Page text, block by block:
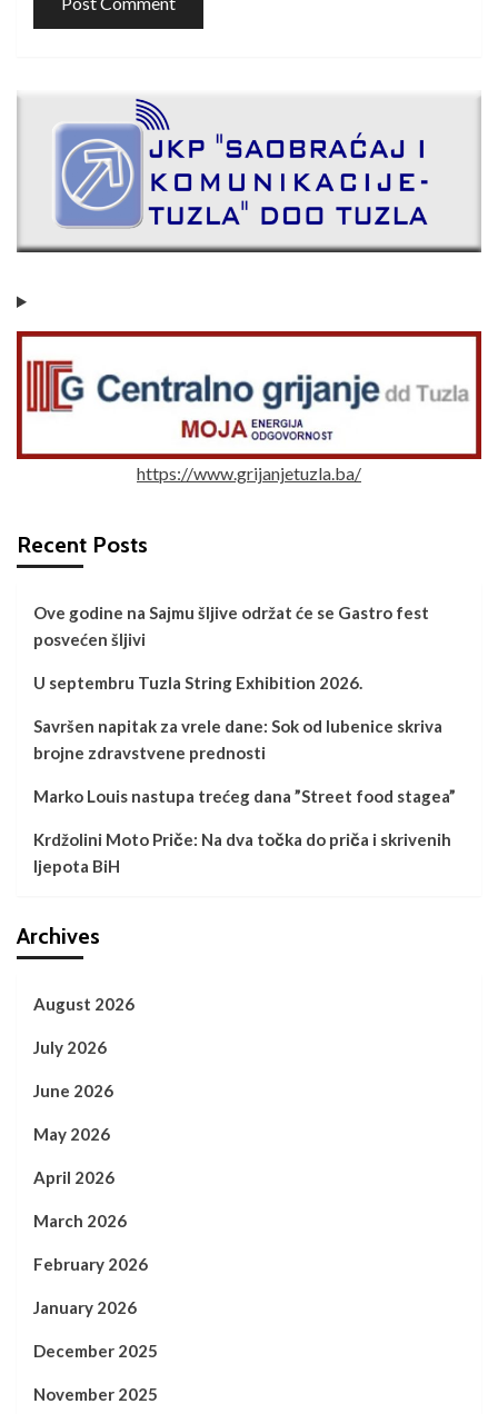
https://www.grijanjetuzla.ba/
Recent Posts
Ove godine na Sajmu šljive održat će se Gastro fest
posvećen šljivi
U septembru Tuzla String Exhibition 2026.
Savršen napitak za vrele dane: Sok od lubenice skriva
brojne zdravstvene prednosti
Marko Louis nastupa trećeg dana ”Street food stagea”
Krdžolini Moto Priče: Na dva točka do priča i skrivenih
ljepota BiH
Archives
August 2026
July 2026
June 2026
May 2026
April 2026
March 2026
February 2026
January 2026
December 2025
November 2025